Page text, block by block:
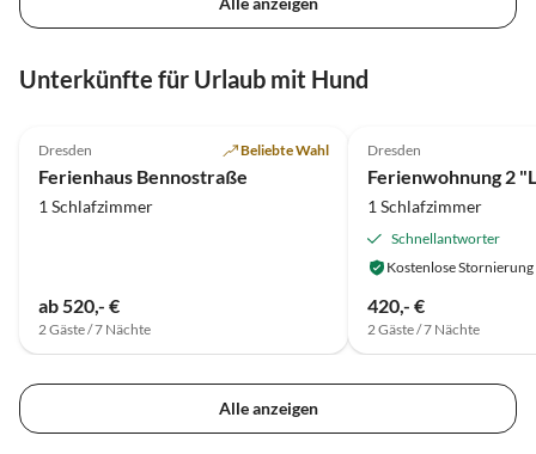
Unterkünfte für Urlaub mit Hund
Dresden Beliebte Wahl
Ferienhaus Bennostraße
1 Schlafzimmer
ab 520,- €
2 Gäste / 7 Nächte
Dresden
Ferienwohnung 2
1 Schlafzimmer
Schnellantworter
Kostenlose Stornierung
420,- €
2 Gäste / 7 Nächte
Alle anzeigen